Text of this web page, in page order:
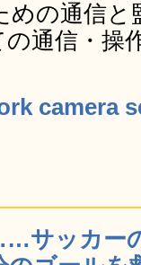
めの通信と
通信・操
camera
サッカー